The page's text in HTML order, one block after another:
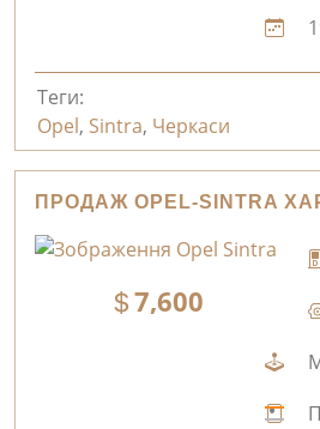
Теги:
Opel, Sintra, Черкаси
ПРОДАЖ OPEL-SINTRA
7,600